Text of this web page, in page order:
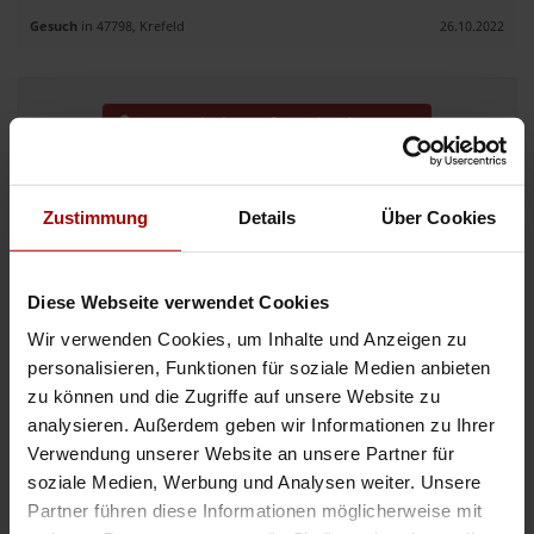
Zustimmung Details Über Cookies
Diese Webseite verwendet Cookies
Wir verwenden Cookies, um Inhalte und Anzeigen zu
personalisieren, Funktionen für soziale Medien anbieten
zu können und die Zugriffe auf unsere Website zu
analysieren. Außerdem geben wir Informationen zu Ihrer
Verwendung unserer Website an unsere Partner für
soziale Medien, Werbung und Analysen weiter. Unsere
Partner führen diese Informationen möglicherweise mit
Gesuch in 47798, Krefeld 26.10.2022
Jetzt mit der Auftragsbank starten
Edelweiss-bb Dach und Fassaden reinigung kostenlose Beratung
Edelwiss-bb Gebäude reinigung01785723476 Unterhalts
Gesuchin 47798, Krefeld 29.05.2022
Suchen Sie Personal oder subunternehmer
.. ionellen Personal für Ihr Unternehmen? Die „Yourtra GmbH“ ist im
Bereich der Industrie und Industrie
reinigung tätig. Mit unserem
Kompetenten Personal unterstützen wir Sie bei der Steigerung Ihrer
Produktivität ..